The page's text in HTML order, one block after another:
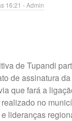
16:21 - Admin
de Tupandi
de assinatura
que fará a
no
lideranças